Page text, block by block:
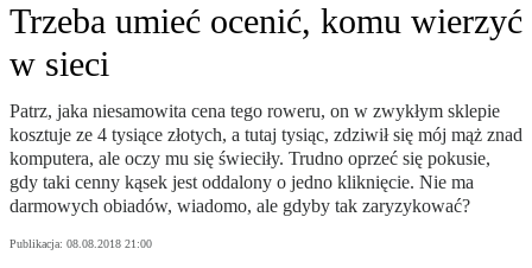
Trzeba umieć ocenić, komu wierzyć
w sieci
Patrz, jaka niesamowita cena tego roweru, on w zwykłym sklepie
kosztuje ze 4 tysiące złotych, a tutaj tysiąc, zdziwił się mój mąż znad
komputera, ale oczy mu się świeciły. Trudno oprzeć się pokusie,
gdy taki cenny kąsek jest oddalony o jedno kliknięcie. Nie ma
darmowych obiadów, wiadomo, ale gdyby tak zaryzykować?
Publikacja: 08.08.2018 21:00